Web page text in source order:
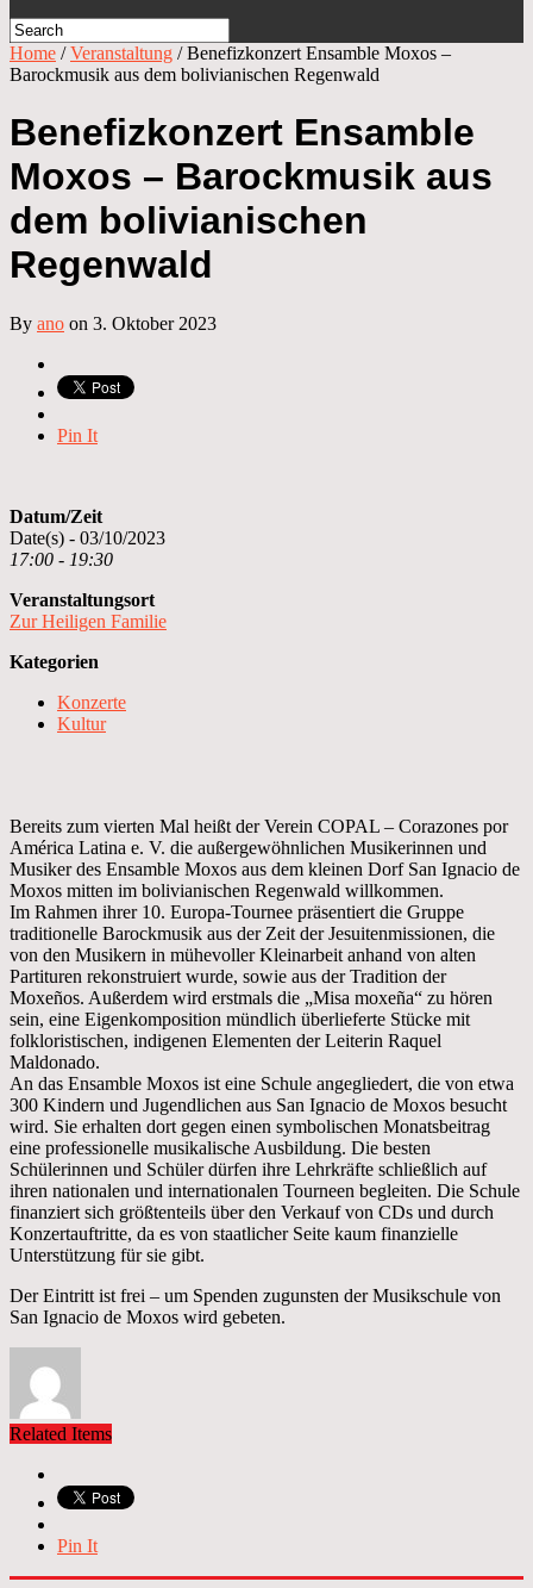
Home /Veranstaltung /Benefizkonzert Ensamble Moxos –
Barockmusik aus dem bolivianischen Regenwald
Benefizkonzert Ensamble
Moxos – Barockmusik aus
dem bolivianischen
Regenwald
By ano on 3. Oktober 2023
Pin It
Datum/Zeit
Date(s) - 03/10/2023
17:00 - 19:30
Veranstaltungsort
Zur Heiligen Familie
Kategorien
Konzerte
Kultur
Bereits zum vierten Mal heißt der Verein COPAL – Corazones por
América Latina e. V. die außergewöhnlichen Musikerinnen und
Musiker des Ensamble Moxos aus dem kleinen Dorf San Ignacio de
Moxos mitten im bolivianischen Regenwald willkommen.
Im Rahmen ihrer 10. Europa-Tournee präsentiert die Gruppe
traditionelle Barockmusik aus der Zeit der Jesuitenmissionen, die
von den Musikern in mühevoller Kleinarbeit anhand von alten
Partituren rekonstruiert wurde, sowie aus der Tradition der
Moxeños. Außerdem wird erstmals die „Misa moxeña“ zu hören
sein, eine Eigenkomposition mündlich überlieferte Stücke mit
folkloristischen, indigenen Elementen der Leiterin Raquel
Maldonado.
An das Ensamble Moxos ist eine Schule angegliedert, die von etwa
300 Kindern und Jugendlichen aus San Ignacio de Moxos besucht
wird. Sie erhalten dort gegen einen symbolischen Monatsbeitrag
eine professionelle musikalische Ausbildung. Die besten
Schülerinnen und Schüler dürfen ihre Lehrkräfte schließlich auf
ihren nationalen und internationalen Tourneen begleiten. Die Schule
finanziert sich größtenteils über den Verkauf von CDs und durch
Konzertauftritte, da es von staatlicher Seite kaum finanzielle
Unterstützung für sie gibt.
Der Eintritt ist frei – um Spenden zugunsten der Musikschule von
San Ignacio de Moxos wird gebeten.
Related Items
Pin It